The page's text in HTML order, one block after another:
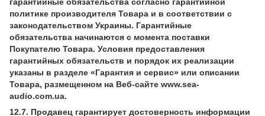
политике производителя Товара и в соответствии с
законодательством Украины. Гарантийные
обязательства начинаются с момента поставки
Покупателю Товара. Условия предоставления
гарантийных обязательств и порядок их реализации
указаны в разделе «Гарантия и сервис» или описании
Товара, размещенном на Веб-сайте www.sea-
audio.com.ua.
12.7. Продавец гарантирует достоверность информации